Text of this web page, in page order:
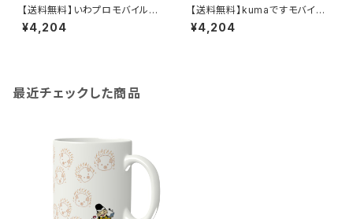
【送料無料】いわプロモバイルチ
ャージャー(5000mAh)
¥4,204
【送料無料】kumaですモバイル
チャージャー(5000mAh)
¥4,204
最近チェックした商品